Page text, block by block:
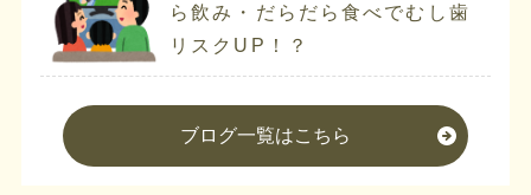
ら飲み・だらだら食べでむし歯
リスクUP！？
ブログ一覧はこちら